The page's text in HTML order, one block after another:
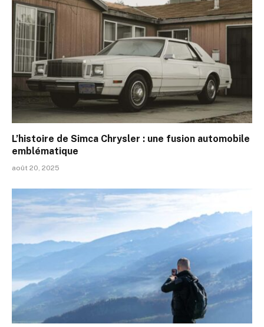
L’histoire de Simca Chrysler : une fusion automobile
emblématique
août 20, 2025